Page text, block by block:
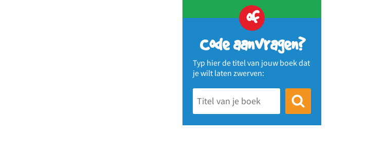
of
Code aanvragen?
Typ hier de titel van jouw boek dat
je wilt laten zwerven: